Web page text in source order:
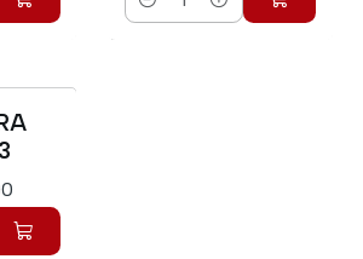
Cantidad